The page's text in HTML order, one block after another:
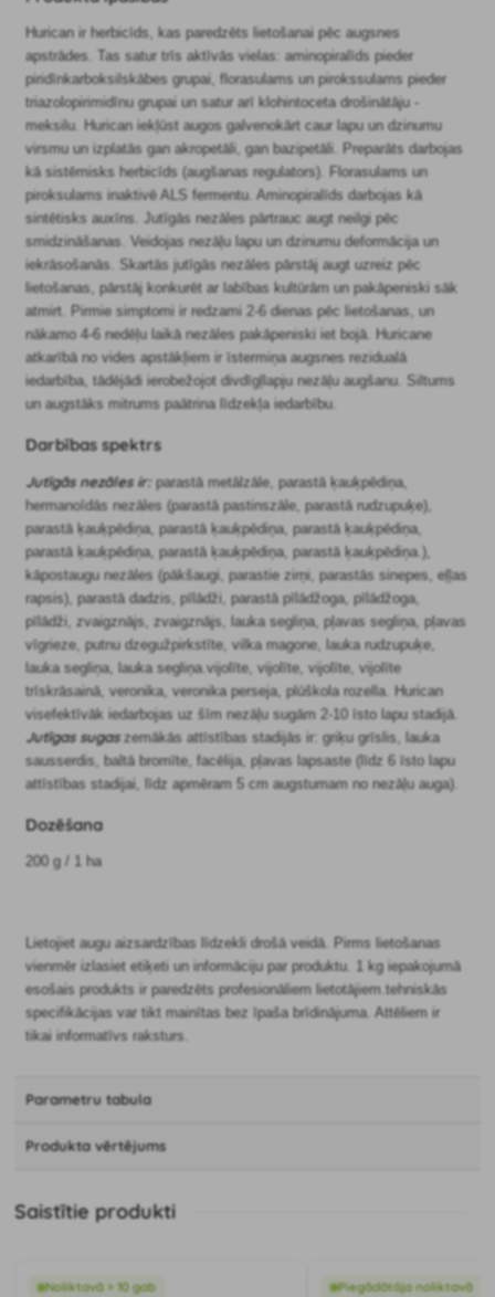
Hurican ir herbicīds, kas paredzēts lietošanai pēc augsnes
apstrādes. Tas satur trīs aktīvās vielas: aminopiralīds pieder
piridīnkarboksilskābes grupai, florasulams un pirokssulams pieder
triazolopirimidīnu grupai un satur arī klohintoceta drošinātāju -
meksilu. Hurican iekļūst augos galvenokārt caur lapu un dzinumu
virsmu un izplatās gan akropetāli, gan bazipetāli. Preparāts darbojas
kā sistēmisks herbicīds (augšanas regulators). Florasulams un
piroksulams inaktivē ALS fermentu. Aminopiralīds darbojas kā
sintētisks auxīns. Jutīgās nezāles pārtrauc augt neilgi pēc
smidzināšanas. Veidojas nezāļu lapu un dzinumu deformācija un
iekrāsošanās. Skartās jutīgās nezāles pārstāj augt uzreiz pēc
lietošanas, pārstāj konkurēt ar labības kultūrām un pakāpeniski sāk
atmirt. Pirmie simptomi ir redzami 2-6 dienas pēc lietošanas, un
nākamo 4-6 nedēļu laikā nezāles pakāpeniski iet bojā. Huricane
atkarībā no vides apstākļiem ir īstermiņa augsnes rezidualā
iedarbība, tādējādi ierobežojot divdīgļlapju nezāļu augšanu. Siltums
un augstāks mitrums paātrina līdzekļa iedarbību.
Darbības spektrs
Jutīgās nezāles ir: parastā metālzāle, parastā ķauķpēdiņa,
hermanoīdās nezāles (parastā pastinszāle, parastā rudzupuķe),
parastā ķauķpēdiņa, parastā ķauķpēdiņa, parastā ķauķpēdiņa,
parastā ķauķpēdiņa, parastā ķauķpēdiņa, parastā ķauķpēdiņa.),
kāpostaugu nezāles (pākšaugi, parastie zirņi, parastās sinepes, eļļas
rapsis), parastā dadzis, pīlādži, parastā pīlādžoga, pīlādžoga,
pīlādži, zvaigznājs, zvaigznājs, lauka segliņa, pļavas segliņa, pļavas
vīgrieze, putnu dzegužpirkstīte, vilka magone, lauka rudzupuķe,
lauka segliņa, lauka segliņa.vijolīte, vijolīte, vijolīte, vijolīte
trīskrāsainā, veronika, veronika perseja, plūškola rozella. Hurican
visefektīvāk iedarbojas uz šīm nezāļu sugām 2-10 īsto lapu stadijā.
Jutīgas sugaszemākās attīstības stadijās ir: griķu grīslis, lauka
sausserdis, baltā bromīte, facēlija, pļavas lapsaste (līdz 6 īsto lapu
attīstības stadijai, līdz apmēram 5 cm augstumam no nezāļu auga).
Dozēšana
200 g / 1 ha
Lietojiet augu aizsardzības līdzekli drošā veidā. Pirms lietošanas
vienmēr izlasiet etiķeti un informāciju par produktu. 1 kg iepakojumā
esošais produkts ir paredzēts profesionāliem lietotājiem.tehniskās
specifikācijas var tikt mainītas bez īpaša brīdinājuma. Attēliem ir
tikai informatīvs raksturs.
Parametru tabula
Produkta vērtējums
Saistītie produkti
Noliktavā > 10 gab
Piegādātāja noliktavā